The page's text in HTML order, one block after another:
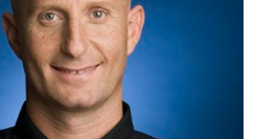
הצלחת הגיוס
למחוברות